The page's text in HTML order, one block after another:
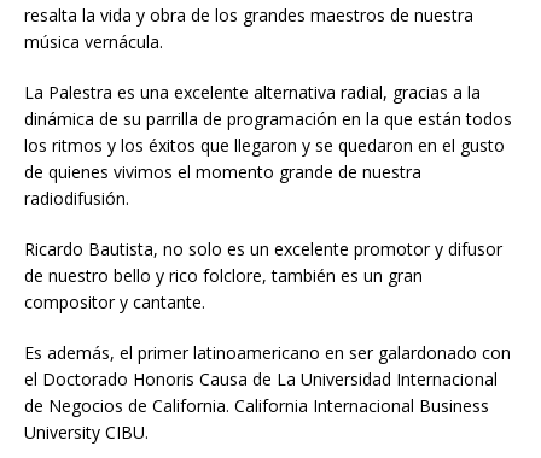
resalta la vida y obra de los grandes maestros de nuestra
música vernácula.
La Palestra es una excelente alternativa radial, gracias a la
dinámica de su parrilla de programación en la que están todos
los ritmos y los éxitos que llegaron y se quedaron en el gusto
de quienes vivimos el momento grande de nuestra
radiodifusión.
Ricardo Bautista, no solo es un excelente promotor y difusor
de nuestro bello y rico folclore, también es un gran
compositor y cantante.
Es además, el primer latinoamericano en ser galardonado con
el Doctorado Honoris Causa de La Universidad Internacional
de Negocios de California. California Internacional Business
University CIBU.